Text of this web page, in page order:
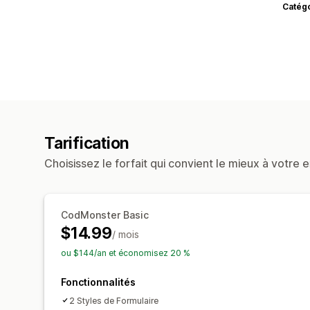
Tarification
Choisissez le forfait qui convient le mieux à votre
CodMonster Basic
$14.99/ mois
ou $144/an et économisez 20 %
Fonctionnalités
2 Styles de Formulaire